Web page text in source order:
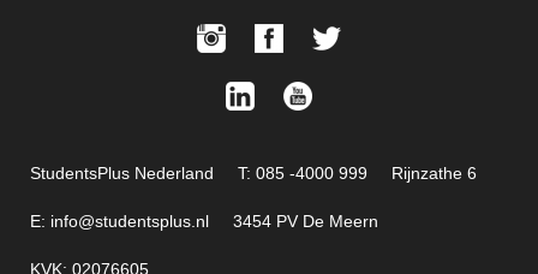
StudentsPlus Nederland T: 085 -4000 999 Rijnzathe 6
E: info@studentsplus.nl 3454 PV De Meern
KVK: 02076605